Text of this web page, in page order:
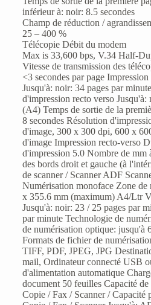
inférieur à: noir: 8.5 secondes
Champ de réduction /
25 – 400 %
Télécopie Débit du modem
Max is 33,600 bps, V.34 Half-
Vitesse de transmission des
<3 secondes par page
Jusqu'à: noir: 34 pages par
d'impression recto verso Jusqu'à:
(A4) Temps de sortie de la
8 secondes Résolution
d'image, 300 x 300 dpi, 600 x
d'image Impression recto-verso
d'impression 5.0 Nombre de mm
des bords droit et gauche (à
de scanner / Scanner ADF
Numérisation monoface Zone
x 355.6 mm (maximum) A4/Ltr
Jusqu'à: noir: 23 / 25 pages par
par minute Technologie de
de numérisation optique: jusqu'à
Formats de fichier de
TIFF, PDF, JPEG, JPG
mail, Ordinateur connecté USB
d'alimentation automatique
document 50 feuilles Capacité
Copie / Fax / Scanner / Capacité